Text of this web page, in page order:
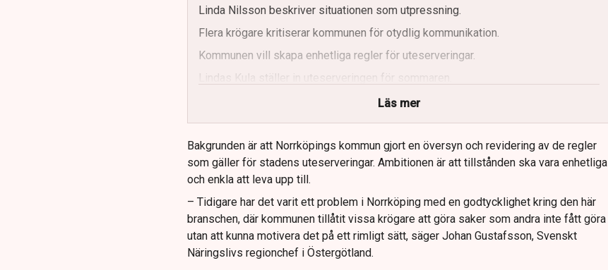
Linda Nilsson beskriver situationen som utpressning.
Flera krögare kritiserar kommunen för otydlig kommunikation.
Kommunen vill skapa enhetliga regler för uteserveringar.
Lindas Kula ställer in uteserveringen för sommaren.
Läs mer
Bakgrunden är att Norrköpings kommun gjort en översyn och revidering av de regler
som gäller för stadens uteserveringar. Ambitionen är att tillstånden ska vara enhetliga
och enkla att leva upp till.
– Tidigare har det varit ett problem i Norrköping med en godtycklighet kring den här
branschen, där kommunen tillåtit vissa krögare att göra saker som andra inte fått göra
utan att kunna motivera det på ett rimligt sätt, säger Johan Gustafsson, Svenskt
Näringslivs regionchef i Östergötland.